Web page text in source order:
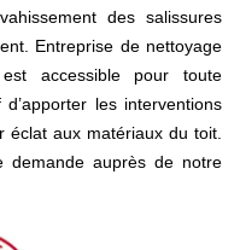
des salissures
Entreprise de nettoyage
accessible pour toute
les interventions
éclat aux matériaux du toit.
demande auprès de notre